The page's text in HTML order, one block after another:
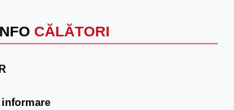
CĂLĂTORI